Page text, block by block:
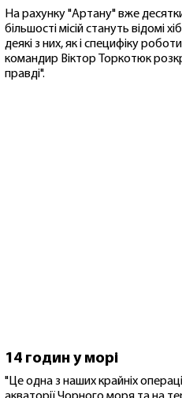
На рахунку "Артану" вже
більшості місій стануть відомі
деякі з них, як і специфіку
командир Віктор Торкотюк
правді".
14 годин у морі
"Це одна з наших крайніх